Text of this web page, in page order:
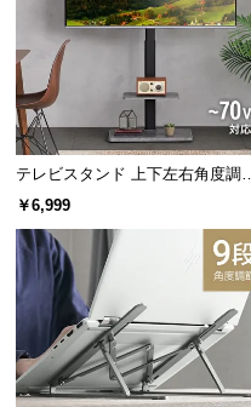
送
に
つ
い
て
梱
設
サ
ー
ビ
テレビスタンド 上下左右角度調
32~70V対応
￥6,999